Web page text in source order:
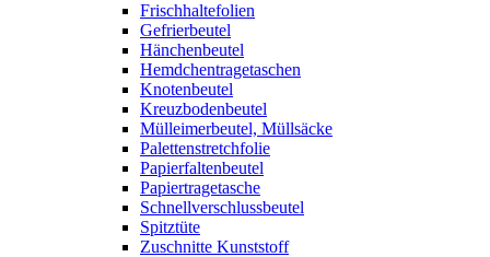
Frischhaltefolien
Gefrierbeutel
Hänchenbeutel
Hemdchentragetaschen
Knotenbeutel
Kreuzbodenbeutel
Mülleimerbeutel, Müllsäcke
Palettenstretchfolie
Papierfaltenbeutel
Papiertragetasche
Schnellverschlussbeutel
Spitztüte
Zuschnitte Kunststoff